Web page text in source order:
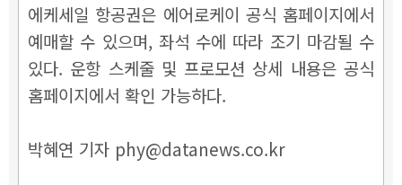
에케세일 항공권은 에어로케이 공식 홈페이지에서
예매할 수 있으며, 좌석 수에 따라 조기 마감될 수
있다. 운항 스케줄 및 프로모션 상세 내용은 공식
홈페이지에서 확인 가능하다.
박혜연 기자 phy@datanews.co.kr